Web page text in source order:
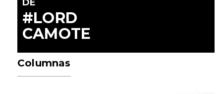
DE
#LORD
CAMOTE
Columnas